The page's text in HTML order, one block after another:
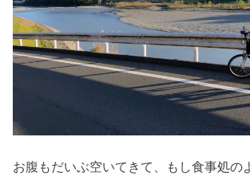
お腹もだいぶ空いてきて、もし食事処の